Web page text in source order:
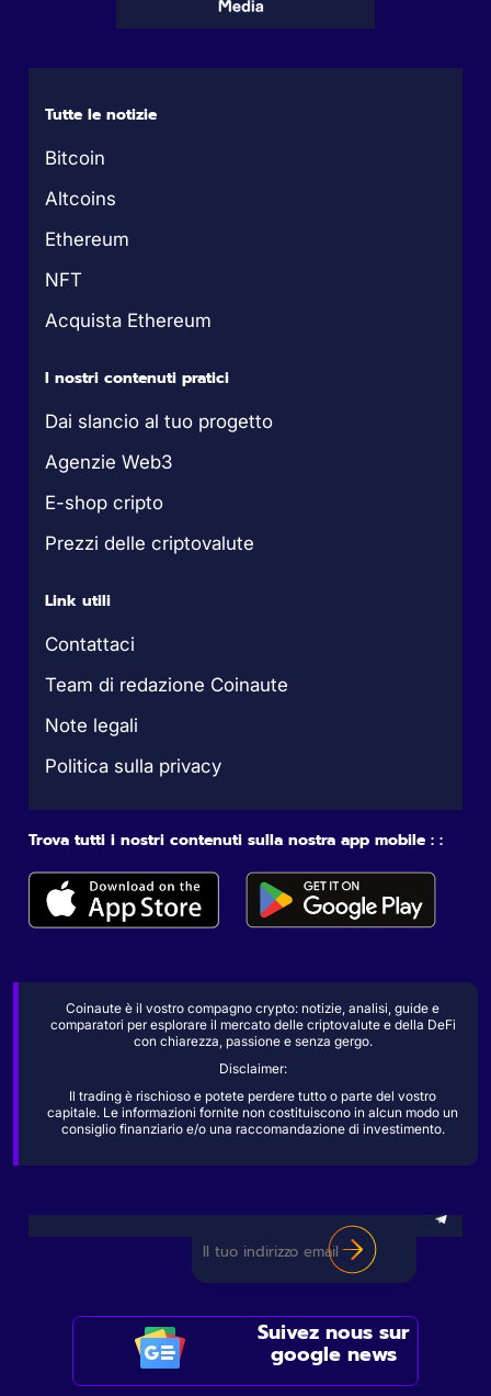
Tutte le notizie
Bitcoin
Altcoins
Ethereum
NFT
Acquista Ethereum
I nostri contenuti pratici
Dai slancio al tuo progetto
Agenzie Web3
E-shop cripto
Prezzi delle criptovalute
Link utili
Contattaci
Team di redazione Coinaute
Note legali
Politica sulla privacy
Trova tutti i nostri contenuti sulla nostra app mobile : :
Coinaute è il vostro compagno crypto: notizie, analisi, guide e
comparatori per esplorare il mercato delle criptovalute e della DeFi
con chiarezza, passione e senza gergo.
Disclaimer:
Il trading è rischioso e potete perdere tutto o parte del vostro
capitale. Le informazioni fornite non costituiscono in alcun modo un
consiglio finanziario e/o una raccomandazione di investimento.
Suivez nous sur
google news